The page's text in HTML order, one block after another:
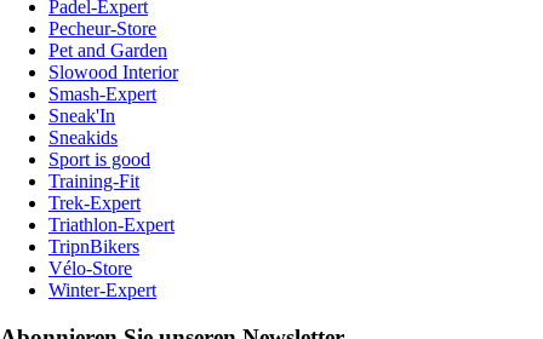
Padel-Expert
Pecheur-Store
Pet and Garden
Slowood Interior
Smash-Expert
Sneak'In
Sneakids
Sport is good
Training-Fit
Trek-Expert
Triathlon-Expert
TripnBikers
Vélo-Store
Winter-Expert